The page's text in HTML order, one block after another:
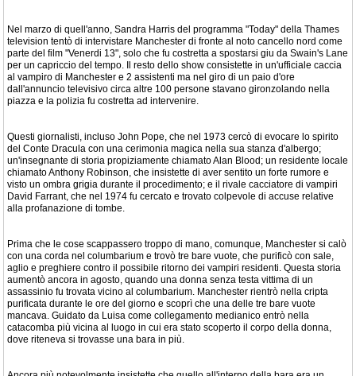
Nel marzo di quell'anno, Sandra Harris del programma "Today" della Thames
television tentò di intervistare Manchester di fronte al noto cancello nord come
parte del film "Venerdi 13", solo che fu costretta a spostarsi giu da Swain's Lane
per un capriccio del tempo. Il resto dello show consistette in un'ufficiale caccia
al vampiro di Manchester e 2 assistenti ma nel giro di un paio d'ore
dall'annuncio televisivo circa altre 100 persone stavano gironzolando nella
piazza e la polizia fu costretta ad intervenire.
Questi giornalisti, incluso John Pope, che nel 1973 cercò di evocare lo spirito
del Conte Dracula con una cerimonia magica nella sua stanza d'albergo;
un'insegnante di storia propiziamente chiamato Alan Blood; un residente locale
chiamato Anthony Robinson, che insistette di aver sentito un forte rumore e
visto un ombra grigia durante il procedimento; e il rivale cacciatore di vampiri
David Farrant, che nel 1974 fu cercato e trovato colpevole di accuse relative
alla profanazione di tombe.
Prima che le cose scappassero troppo di mano, comunque, Manchester si calò
con una corda nel columbarium e trovò tre bare vuote, che purificò con sale,
aglio e preghiere contro il possibile ritorno dei vampiri residenti. Questa storia
aumentò ancora in agosto, quando una donna senza testa vittima di un
assassinio fu trovata vicino al columbarium. Manchester rientrò nella cripta
purificata durante le ore del giorno e scoprì che una delle tre bare vuote
mancava. Guidato da Luisa come collegamento medianico entrò nella
catacomba più vicina al luogo in cui era stato scoperto il corpo della donna,
dove riteneva si trovasse una bara in più.